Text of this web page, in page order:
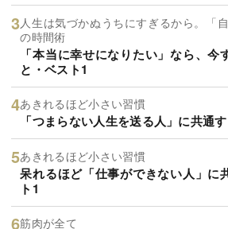
人生は気づかぬうちにすぎるから。「
の時間術
「本当に幸せになりたい」なら、今
と・ベスト1
あきれるほど小さい習慣
「つまらない人生を送る人」に共通
あきれるほど小さい習慣
呆れるほど「仕事ができない人」に
ト1
筋肉が全て